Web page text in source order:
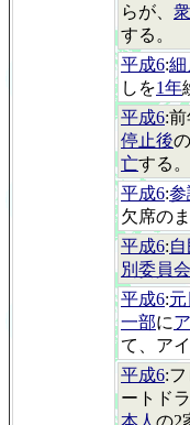
らが、
する。
平成6:細
しを1年
平成6:
停止後の
亡する。
平成6:参
欠席の
平成6:
別委員会
平成6:元
一部に
て、ア
平成6:
ートド
本人 の2